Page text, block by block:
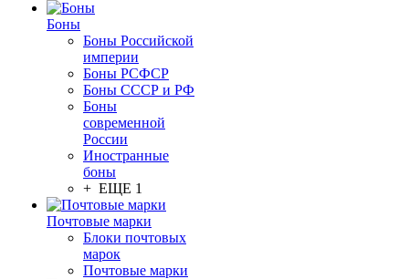
Боны
Боны Российской
империи
Боны РСФСР
Боны СССР и РФ
Боны
современной
России
Иностранные
боны
+ ЕЩЕ 1
Почтовые марки
Блоки почтовых
марок
Почтовые марки